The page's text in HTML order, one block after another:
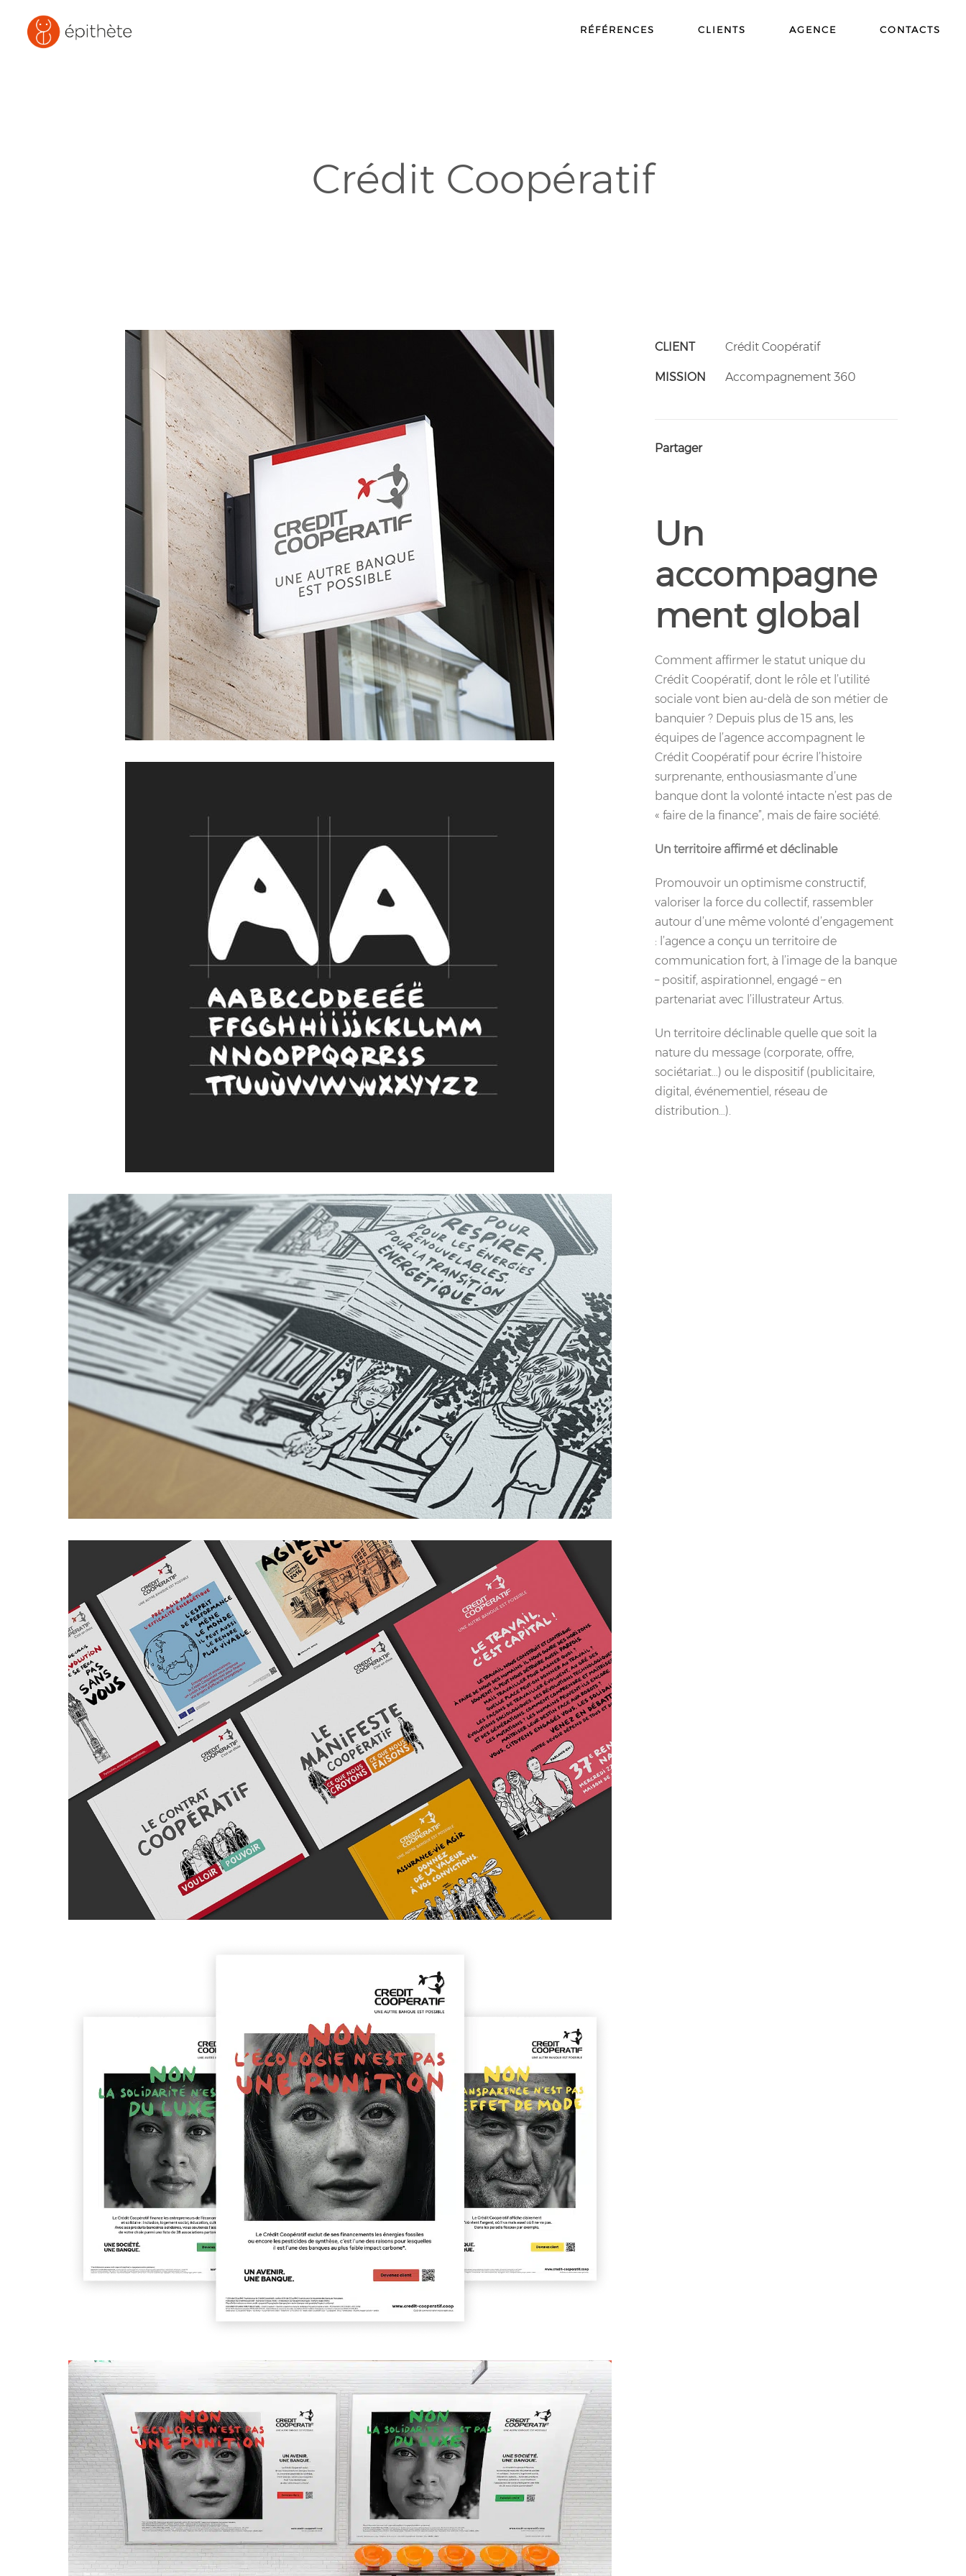
RÉFÉRENCES CLIENTS AGENCE CONTACTS
Crédit Coopératif
CLIENT Crédit Coopératif
MISSION Accompagnement 360
Partager
Un
accompagne
ment global
Comment affirmer le statut unique du
Crédit Coopératif, dont le rôle et l’utilité
sociale vont bien au-delà de son métier de
banquier ? Depuis plus de 15 ans, les
équipes de l’agence accompagnent le
Crédit Coopératif pour écrire l’histoire
surprenante, enthousiasmante d’une
banque dont la volonté intacte n’est pas de
« faire de la finance”, mais de faire société.
Un territoire affirmé et déclinable
Promouvoir un optimisme constructif,
valoriser la force du collectif, rassembler
autour d’une même volonté d’engagement
: l’agence a conçu un territoire de
communication fort, à l’image de la banque
– positif, aspirationnel, engagé – en
partenariat avec l’illustrateur Artus.
Un territoire déclinable quelle que soit la
nature du message (corporate, offre,
sociétariat…) ou le dispositif (publicitaire,
digital, événementiel, réseau de
distribution…).